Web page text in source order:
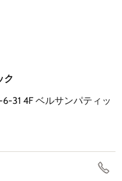
ク
31 4F ベルサンパティッ